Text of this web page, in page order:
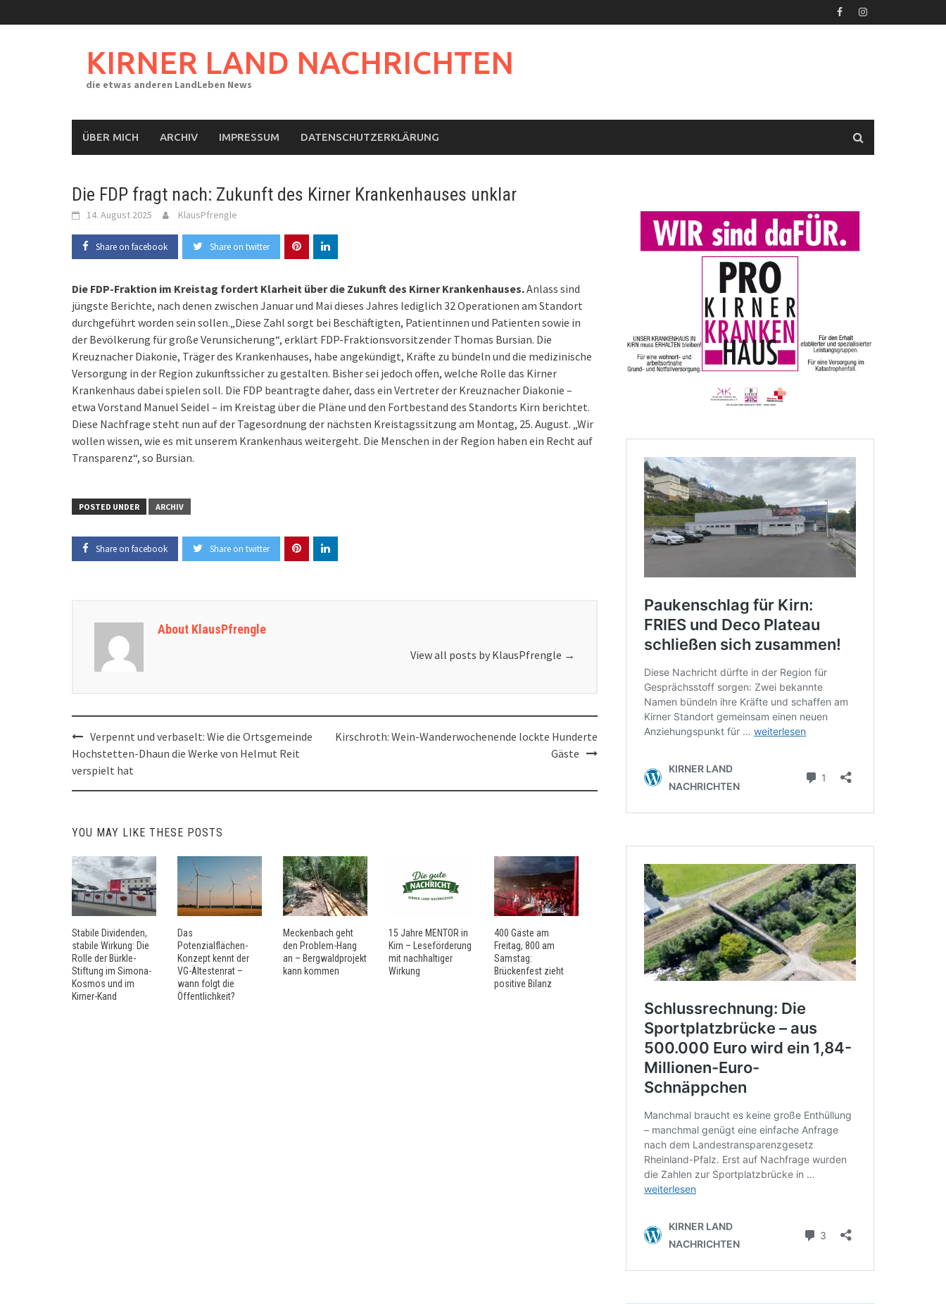
to
KIRNER LAND NACHRICHTEN
die etwas anderen LandLeben News
ÜBER MICH ARCHIV IMPRESSUM DATENSCHUTZERKLÄRUNG
Die FDP fragt nach: Zukunft des Kirner Krankenhauses unklar
14. August 2025 KlausPfrengle
Share on facebook Share on twitter
Die FDP-Fraktion im Kreistag fordert Klarheit über die Zukunft des Kirner Krankenhauses.Anlass sind
jüngste Berichte, nach denen zwischen Januar und Mai dieses Jahres lediglich 32 Operationen am Standort
durchgeführt worden sein sollen.„Diese Zahl sorgt bei Beschäftigten, Patientinnen und Patienten sowie in
der Bevölkerung für große Verunsicherung“, erklärt FDP-Fraktionsvorsitzender Thomas Bursian. Die
Kreuznacher Diakonie, Träger des Krankenhauses, habe angekündigt, Kräfte zu bündeln und die medizinische
Versorgung in der Region zukunftssicher zu gestalten. Bisher sei jedoch offen, welche Rolle das Kirner
Krankenhaus dabei spielen soll. Die FDP beantragte daher, dass ein Vertreter der Kreuznacher Diakonie –
etwa Vorstand Manuel Seidel – im Kreistag über die Pläne und den Fortbestand des Standorts Kirn berichtet.
Diese Nachfrage steht nun auf der Tagesordnung der nächsten Kreistagssitzung am Montag, 25. August. „Wir
wollen wissen, wie es mit unserem Krankenhaus weitergeht. Die Menschen in der Region haben ein Recht auf
Transparenz“, so Bursian.
POSTED UNDER ARCHIV
Share on facebook Share on twitter
About KlausPfrengle
View all posts by KlausPfrengle →
Post
navigation
Verpennt und verbaselt: Wie die Ortsgemeinde
Hochstetten-Dhaun die Werke von Helmut Reit
verspielt hat
Kirschroth: Wein-Wanderwochenende lockte Hunderte
Gäste
YOU MAY LIKE THESE POSTS
Stabile Dividenden,
stabile Wirkung: Die
Rolle der Bürkle-
Stiftung im Simona-
Kosmos und im
Kirner-Kand
Das
Potenzialflächen-
Konzept kennt der
VG-Ältestenrat –
wann folgt die
Öffentlichkeit?
Meckenbach geht
den Problem-Hang
an – Bergwaldprojekt
kann kommen
15 Jahre MENTOR in
Kirn – Leseförderung
mit nachhaltiger
Wirkung
400 Gäste am
Freitag, 800 am
Samstag:
Brückenfest zieht
positive Bilanz